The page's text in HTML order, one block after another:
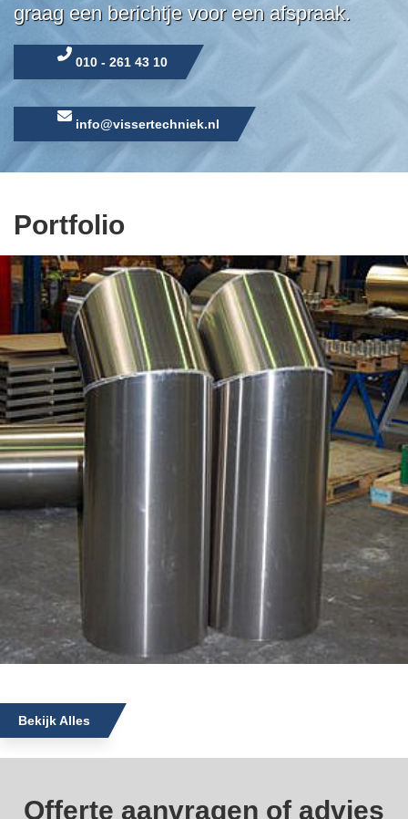
graag een berichtje voor een afspraak.
010 - 261 43 10
info@vissertechniek.nl
Portfolio
Bekijk Alles
Offerte aanvragen of advies